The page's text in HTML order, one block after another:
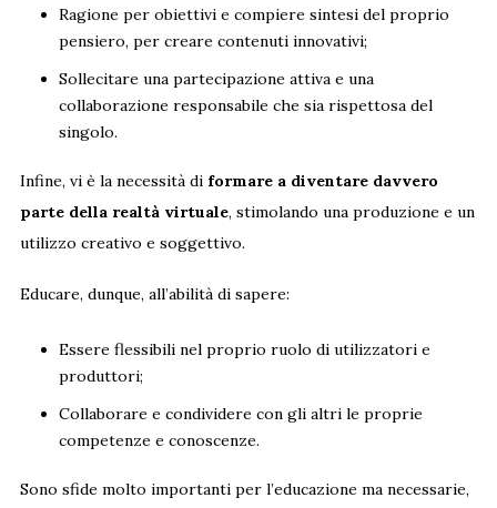
Ragione per obiettivi e compiere sintesi del proprio
pensiero, per creare contenuti innovativi;
Sollecitare una partecipazione attiva e una
collaborazione responsabile che sia rispettosa del
singolo.
Infine, vi è la necessità di formare a diventare davvero
parte della realtà virtuale, stimolando una produzione e un
utilizzo creativo e soggettivo.
Educare, dunque, all’abilità di sapere:
Essere flessibili nel proprio ruolo di utilizzatori e
produttori;
Collaborare e condividere con gli altri le proprie
competenze e conoscenze.
Sono sfide molto importanti per l’educazione ma necessarie,